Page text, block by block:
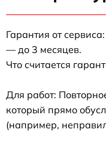
Гарантия от
— до 3 месяцев.
Что считается
Для работ:
который прямо
(например,